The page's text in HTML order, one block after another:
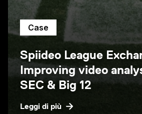
Case
Spiideo League
Improving video
SEC & Big 12
Leggi di più